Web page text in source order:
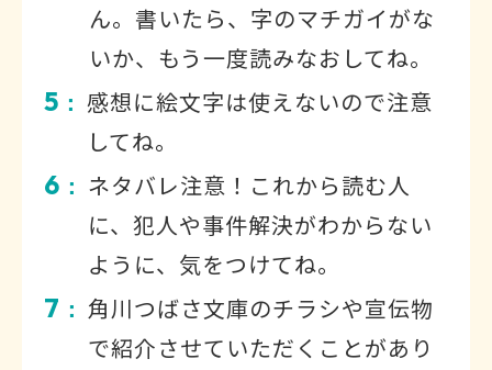
ん。書いたら、字のマチガイがな
いか、もう一度読みなおしてね。
5 ： 感想に絵文字は使えないので注意
してね。
6 ： ネタバレ注意！これから読む人
に、犯人や事件解決がわからない
ように、気をつけてね。
7 ： 角川つばさ文庫のチラシや宣伝物
で紹介させていただくことがあり